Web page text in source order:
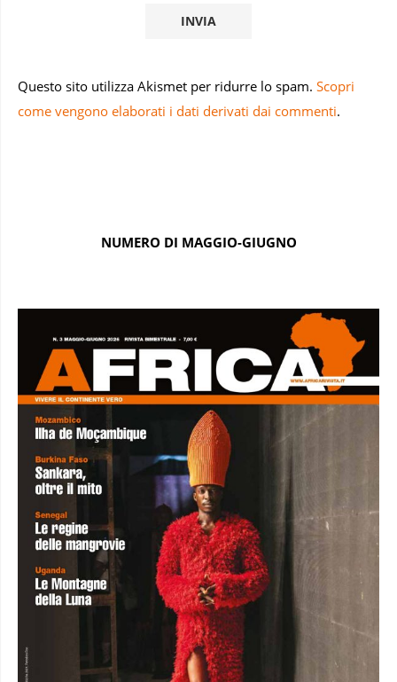
Questo sito utilizza Akismet per ridurre lo spam. Scopri
come vengono elaborati i dati derivati dai commenti.
NUMERO DI MAGGIO-GIUGNO